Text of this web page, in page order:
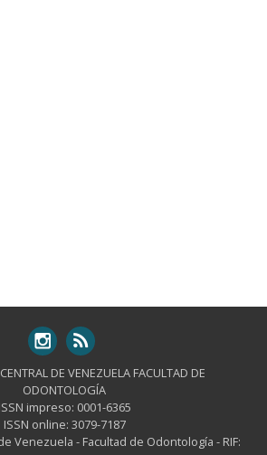
DE VENEZUELA FACULTAD DE
ODONTOLOGÍA
ISSN impreso: 0001-6365
ISSN online: 3079-7187
Venezuela - Facultad de Odontología - RIF: